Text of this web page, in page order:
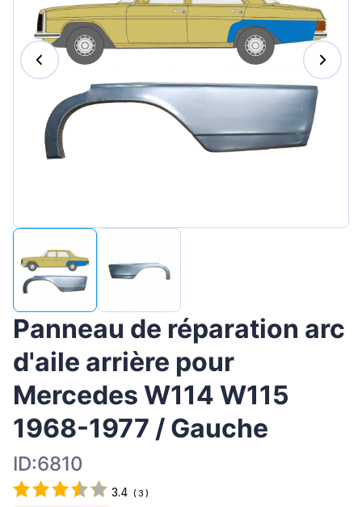
Magyar
Lietuvių
Português
Latvian
Panneau de réparation arc
d'aile arrière pour
Mercedes W114 W115
1968-1977 / Gauche
ID:6810
3.4 (3 )